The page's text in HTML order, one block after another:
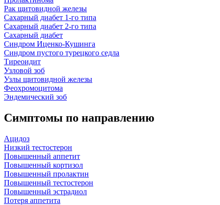
Рак щитовидной железы
Сахарный диабет 1-го типа
Сахарный диабет 2-го типа
Сахарный диабет
Синдром Иценко-Кушинга
Синдром пустого турецкого седла
Тиреоидит
Узловой зоб
Узлы щитовидной железы
Феохромоцитома
Эндемический зоб
Симптомы по направлению
Ацидоз
Низкий тестостерон
Повышенный аппетит
Повышенный кортизол
Повышенный пролактин
Повышенный тестостерон
Повышенный эстрадиол
Потеря аппетита